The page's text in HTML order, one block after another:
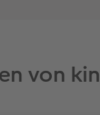
von